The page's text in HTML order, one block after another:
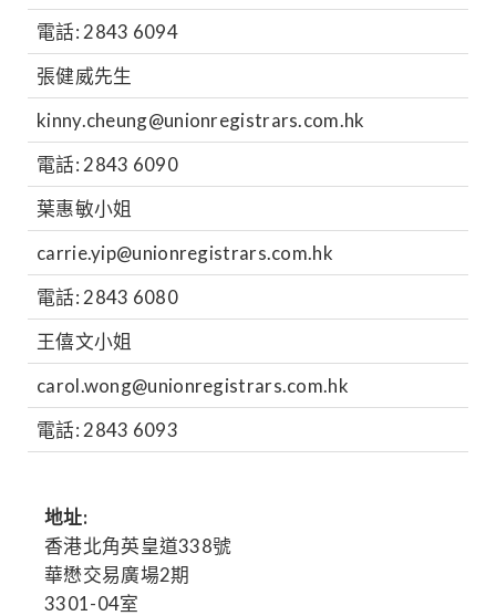
電話: 2843 6094
張健威先生
kinny.cheung@unionregistrars.com.hk
電話: 2843 6090
葉惠敏小姐
carrie.yip@unionregistrars.com.hk
電話: 2843 6080
王僖文小姐
carol.wong@unionregistrars.com.hk
電話: 2843 6093
地址:
香港北角英皇道338號
華懋交易廣場2期
3301-04室